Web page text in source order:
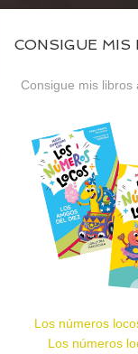
CONSIGUE MIS
Consigue mis
Los números
Los números